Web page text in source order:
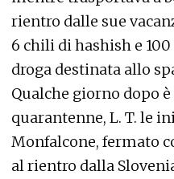
rientro dalle sue
6 chili di hashish e
droga destinata allo
Qualche giorno dopo
quarantenne, L. T. le
Monfalcone, fermato
al rientro dalla